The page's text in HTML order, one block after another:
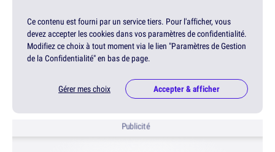
Ce contenu est fourni par un service tiers. Pour l'afficher, vous
devez accepter les cookies dans vos paramètres de confidentialité.
Modifiez ce choix à tout moment via le lien "Paramètres de Gestion
de la Confidentialité" en bas de page.
Gérer mes choix Accepter & afficher
Publicité